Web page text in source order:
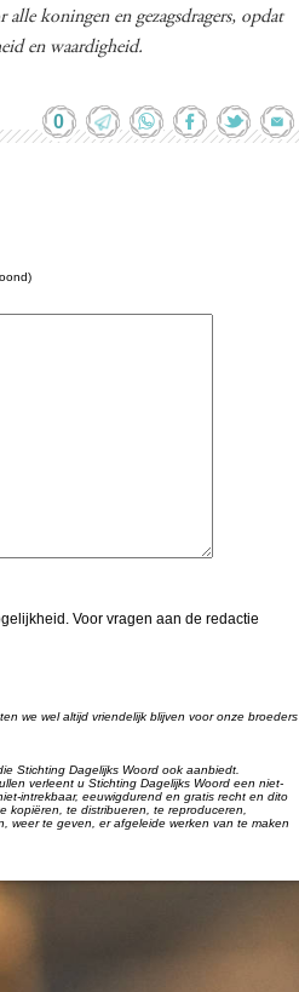
koningen en gezagsdragers, opdat
en waardigheid.
0
Voor vragen aan de redactie
we wel altijd vriendelijk blijven voor onze broeders
Stichting Dagelijks Woord ook aanbiedt.
verleent u Stichting Dagelijks Woord een niet-
intrekbaar, eeuwigdurend en gratis recht en dito
kopiëren, te distribueren, te reproduceren,
weer te geven, er afgeleide werken van te maken